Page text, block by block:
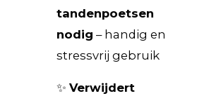
tandenpoetsen
nodig – handig en
stressvrij gebruik
✨ Verwijdert